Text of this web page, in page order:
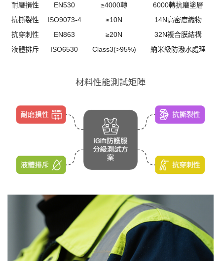
耐磨損性
EN530 ≥4000轉
6000轉抗磨塗層
抗撕裂性
ISO9073-4 ≥10N
14N高密度織物
抗穿刺性
EN863 ≥20N
32N複合膜結構
液體排斥
ISO6530 Class3(>95%) 納米級防潑水處理